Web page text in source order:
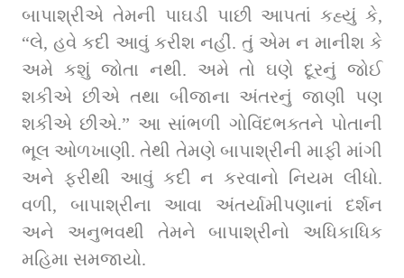
બાપાશ્રીએ તેમની પાઘડી પાછી આપતાં કહ્યું કે,
“લે, હવે કદી આવું કરીશ નહીં. તું એમ ન માનીશ કે
અમે કશું જોતા નથી. અમે તો ઘણે દૂરનું જોઈ
શકીએ છીએ તથા બીજાના અંતરનું જાણી પણ
શકીએ છીએ.” આ સાંભળી ગોવિંદભક્તને પોતાની
ભૂલ ઓળખાણી. તેથી તેમણે બાપાશ્રીની માફી માંગી
અને ફરીથી આવું કદી ન કરવાનો નિયમ લીધો.
વળી, બાપાશ્રીના આવા અંતર્યામીપણાનાં દર્શન
અને અનુભવથી તેમને બાપાશ્રીનો અધિકાધિક
મહિમા સમજાયો.